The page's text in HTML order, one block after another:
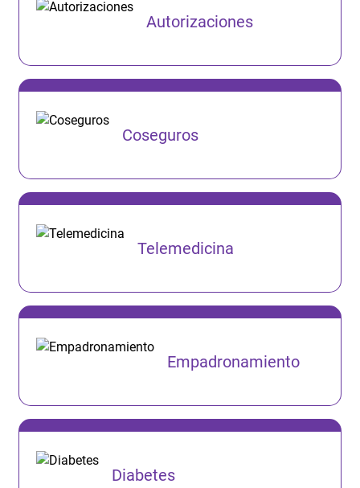
Autorizaciones
Coseguros
Telemedicina
Empadronamiento
Diabetes